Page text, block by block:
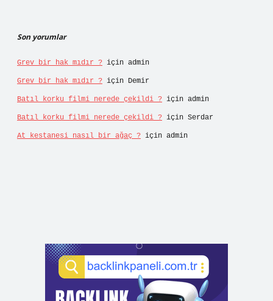
Son yorumlar
Grev bir hak mıdır ? için admin
Grev bir hak mıdır ? için Demir
Batıl korku filmi nerede çekildi ? için admin
Batıl korku filmi nerede çekildi ? için Serdar
At kestanesi nasıl bir ağaç ? için admin